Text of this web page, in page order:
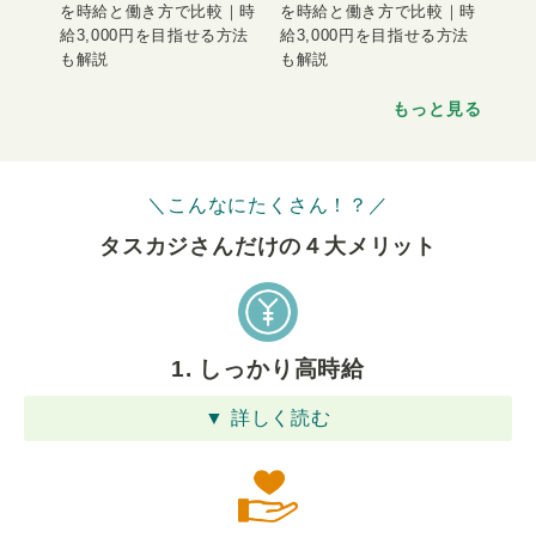
を時給と働き方で比較｜時
給3,000円を目指せる方法
も解説
を時給と働き方で比較｜時
給3,000円を目指せる方法
も解説
もっと見る
＼こんなにたくさん！？／
タスカジさんだけの４⼤メリット
1. しっかり高時給
▼ 詳しく読む